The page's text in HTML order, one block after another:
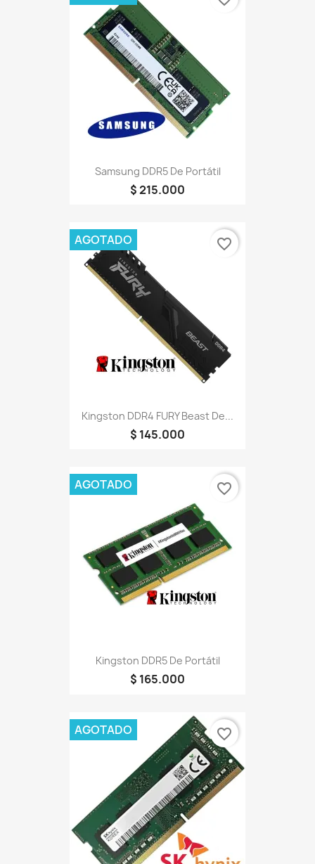
Samsung DDR5 De Portátil
$ 215.000
Kingston DDR4 FURY Beast De...
$ 145.000
AGOTADO favorite_border
Kingston DDR5 De Portátil
$ 165.000
AGOTADO favorite_border
AGOTADO favorite_border